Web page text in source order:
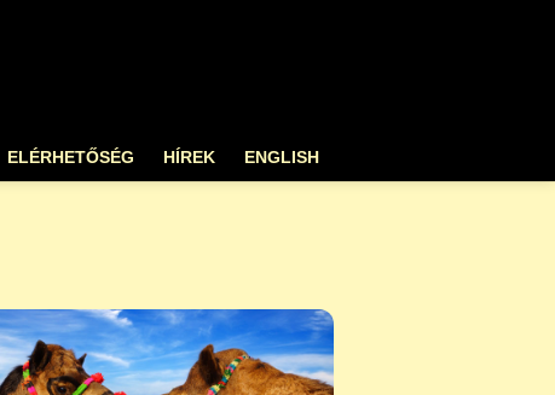
ELÉRHETŐSÉG HÍREK ENGLISH